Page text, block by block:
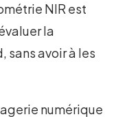
NIR est
la
sans avoir à les
numérique